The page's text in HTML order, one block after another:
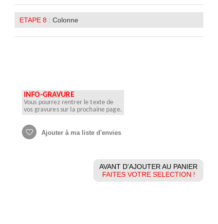
ETAPE 8 : Colonne
INFO-GRAVURE
Vous pourrez rentrer le texte de
vos gravures sur la prochaine page.
Ajouter à ma liste d'envies
AVANT D'AJOUTER AU PANIER
FAITES VOTRE SELECTION !